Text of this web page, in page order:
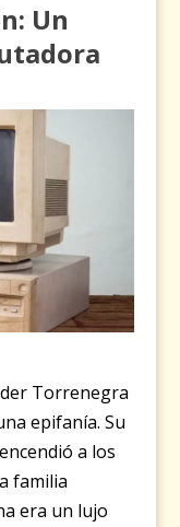
Un
Torrenegra
epifanía. Su
a los
familia
era un lujo